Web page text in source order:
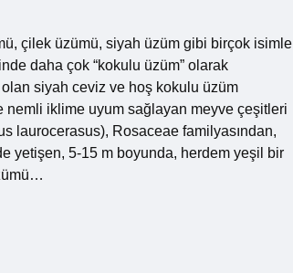
çilek üzümü, siyah üzüm gibi birçok isimle
daha çok “kokulu üzüm” olarak
siyah ceviz ve hoş kokulu üzüm
nemli iklime uyum sağlayan meyve çeşitleri
laurocerasus), Rosaceae familyasından,
yetişen, 5-15 m boyunda, herdem yeşil bir